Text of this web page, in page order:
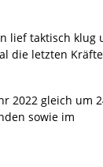
lief taktisch klug
die letzten
2022 gleich um
sowie im